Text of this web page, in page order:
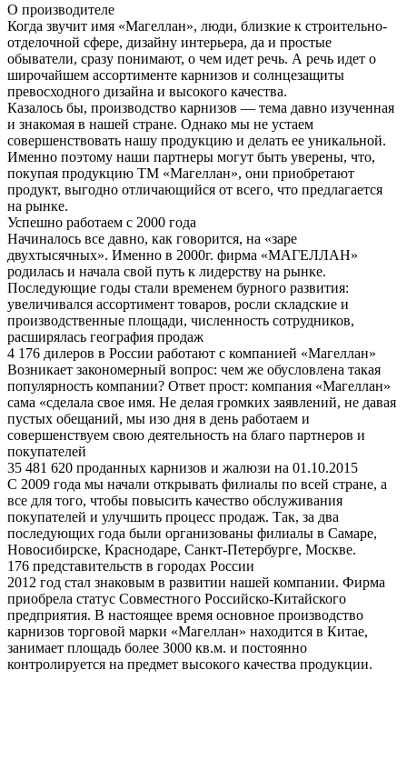
О производителе
Когда звучит имя «Магеллан», люди, близкие к строительно-
отделочной сфере, дизайну интерьера, да и простые
обыватели, сразу понимают, о чем идет речь. А речь идет о
широчайшем ассортименте карнизов и солнцезащиты
превосходного дизайна и высокого качества.
Казалось бы, производство карнизов — тема давно изученная
и знакомая в нашей стране. Однако мы не устаем
совершенствовать нашу продукцию и делать ее уникальной.
Именно поэтому наши партнеры могут быть уверены, что,
покупая продукцию ТМ «Магеллан», они приобретают
продукт, выгодно отличающийся от всего, что предлагается
на рынке.
Успешно работаем с 2000 года
Начиналось все давно, как говорится, на «заре
двухтысячных». Именно в 2000г. фирма «МАГЕЛЛАН»
родилась и начала свой путь к лидерству на рынке.
Последующие годы стали временем бурного развития:
увеличивался ассортимент товаров, росли складские и
производственные площади, численность сотрудников,
расширялась география продаж
4 176 дилеров в России работают с компанией «Магеллан»
Возникает закономерный вопрос: чем же обусловлена такая
популярность компании? Ответ прост: компания «Магеллан»
сама «сделала свое имя. Не делая громких заявлений, не давая
пустых обещаний, мы изо дня в день работаем и
совершенствуем свою деятельность на благо партнеров и
покупателей
35 481 620 проданных карнизов и жалюзи на 01.10.2015
С 2009 года мы начали открывать филиалы по всей стране, а
все для того, чтобы повысить качество обслуживания
покупателей и улучшить процесс продаж. Так, за два
последующих года были организованы филиалы в Самаре,
Новосибирске, Краснодаре, Санкт-Петербурге, Москве.
176 представительств в городах России
2012 год стал знаковым в развитии нашей компании. Фирма
приобрела статус Совместного Российско-Китайского
предприятия. В настоящее время основное производство
карнизов торговой марки «Магеллан» находится в Китае,
занимает площадь более 3000 кв.м. и постоянно
контролируется на предмет высокого качества продукции.